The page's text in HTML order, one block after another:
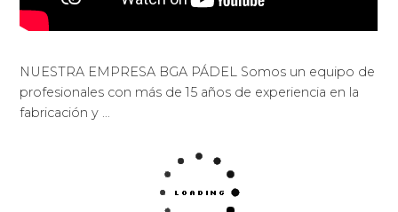
NUESTRA EMPRESA BGA PÁDEL Somos un equipo de
profesionales con más de 15 años de experiencia en la
fabricación y …